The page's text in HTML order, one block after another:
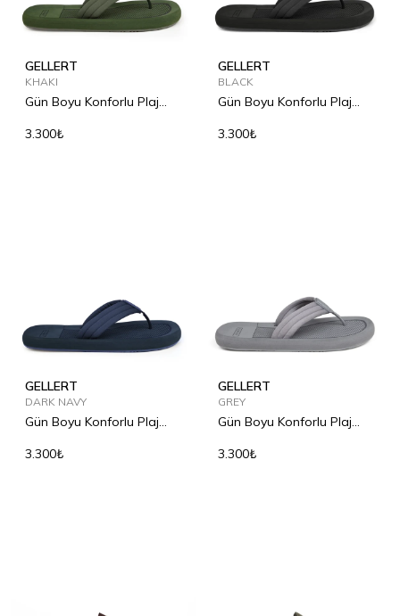
GELLERT
KHAKI
Gün Boyu Konforlu Plaj
3.300₺
GELLERT
BLACK
Gün Boyu Konforlu Plaj
3.300₺
GELLERT
DARK NAVY
Gün Boyu Konforlu Plaj
3.300₺
GELLERT
GREY
Gün Boyu Konforlu Plaj
3.300₺